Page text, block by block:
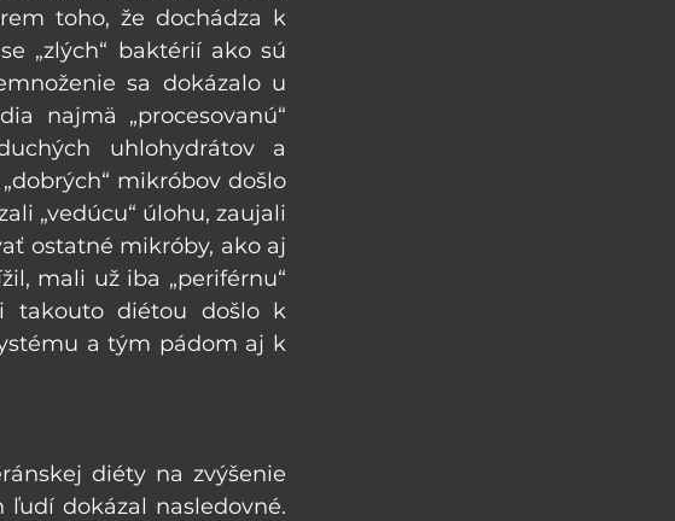
toho, že dochádza k
sa dokázalo u
najmä „procesovanú“
uhlohydrátov a
mikróbov došlo
„vedúcu“ úlohu, zaujali
ostatné mikróby, ako aj
mali už iba „periférnu“
takouto diétou došlo k
a tým pádom aj k
diéty na zvýšenie
dokázal nasledovné.